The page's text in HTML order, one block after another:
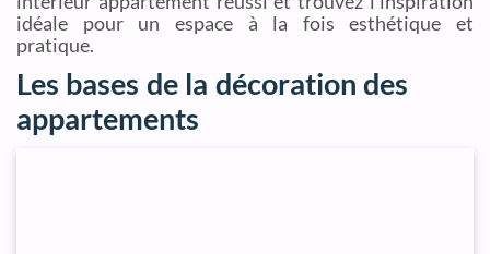
idéale pour un espace à la fois esthétique et
pratique.
Les bases de la décoration des
appartements